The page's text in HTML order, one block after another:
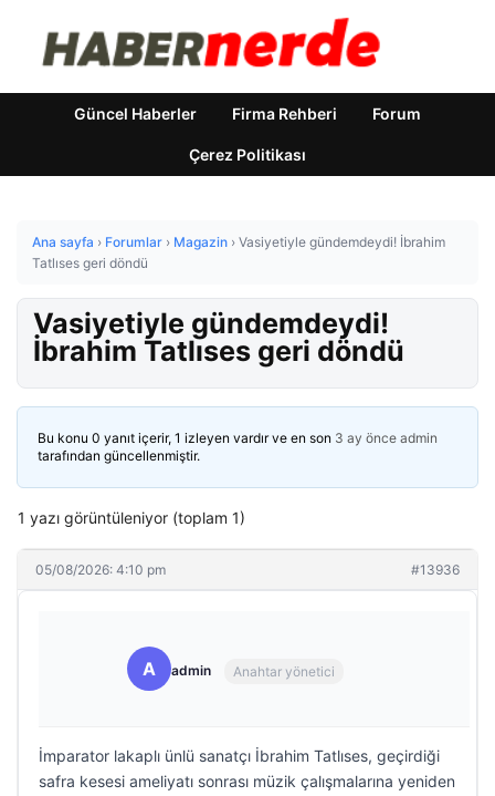
Güncel Haberler Firma Rehberi Forum
Çerez Politikası
Ana sayfa › Forumlar › Magazin › Vasiyetiyle gündemdeydi! İbrahim
Tatlıses geri döndü
Vasiyetiyle gündemdeydi!
İbrahim Tatlıses geri döndü
Bu konu 0 yanıt içerir, 1 izleyen vardır ve en son 3 ay önce admin
tarafından güncellenmiştir.
1 yazı görüntüleniyor (toplam 1)
05/08/2026: 4:10 pm #13936
A admin Anahtar yönetici
İmparator lakaplı ünlü sanatçı İbrahim Tatlıses, geçirdiği
safra kesesi ameliyatı sonrası müzik çalışmalarına yeniden